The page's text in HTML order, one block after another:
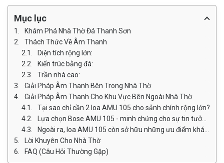
Mục lục
Khám Phá Nhà Thờ Đá Thanh Sơn
Thách Thức Về Âm Thanh
Diện tích rộng lớn:
Kiến trúc bằng đá:
Trần nhà cao:
Giải Pháp Âm Thanh Bên Trong Nhà Thờ
Giải Pháp Âm Thanh Cho Khu Vực Bên Ngoài Nhà Thờ
Tại sao chỉ cần 2 loa AMU 105 cho sảnh chính rộng lớn?
Lựa chọn Bose AMU 105 - minh chứng cho sự tin tưởng vào chất lượng âm thanh đỉnh cao
Ngoài ra, loa AMU 105 còn sở hữu những ưu điểm khác như:
Lời Khuyên Cho Nhà Thờ
FAQ (Câu Hỏi Thường Gặp)